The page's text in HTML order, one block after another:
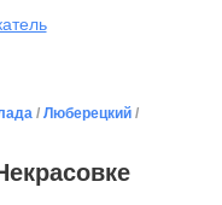
/ Люберецкий /